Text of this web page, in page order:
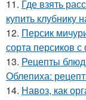
11. Где взять
купить клубнику
12. Персик
сорта персиков
13. Рецепты блюд
Облепиха:
14. Навоз, как